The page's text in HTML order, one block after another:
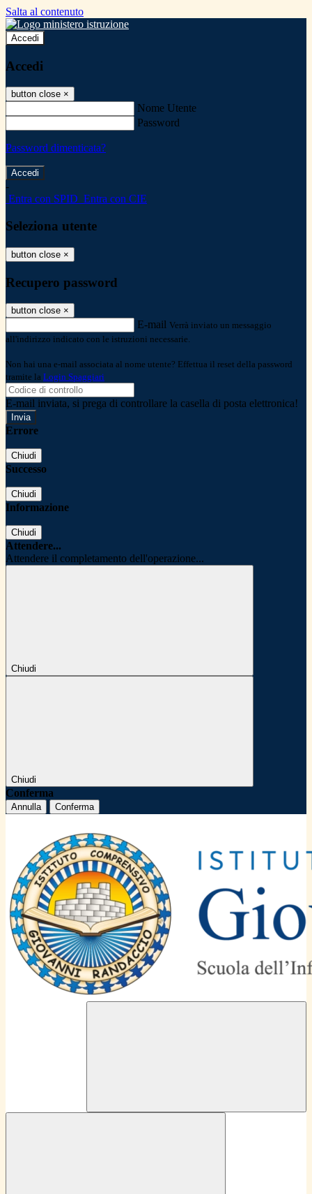
Salta al contenuto
Accedi
Accedi
button close ×
Nome Utente
Password
Password dimenticata?
-
Entra con SPID Entra con CIE
Seleziona utente
button close ×
Recupero password
button close ×
E-mail Verrà inviato un messaggio
all'indirizzo indicato con le istruzioni necessarie.
Non hai una e-mail associata al nome utente? Effettua il reset della password
tramite la Login Spaggiari
E-mail inviata, si prega di controllare la casella di posta elettronica!
Errore
Chiudi
Successo
Chiudi
Informazione
Chiudi
Attendere...
Attendere il completamento dell'operazione...
Chiudi
Chiudi
Conferma
Annulla Conferma